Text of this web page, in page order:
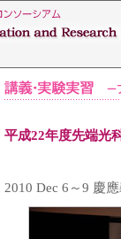
平成22年度先端光
2010 Dec 6～9 慶